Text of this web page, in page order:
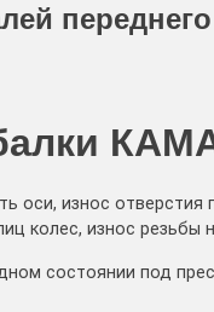
оси, износ
колес, износ резьбы
состоянии под